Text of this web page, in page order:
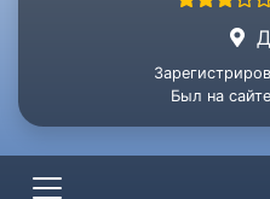
Был на